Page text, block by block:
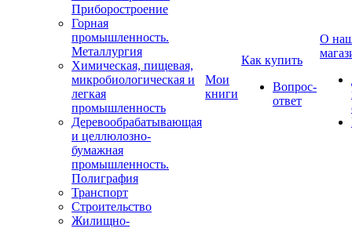
Приборостроение
Горная
промышленность.
Металлургия
Химическая, пищевая,
микробиологическая и
легкая
промышленность
Деревообрабатывающая
и целлюлозно-
бумажная
промышленность.
Полиграфия
Транспорт
Строительство
Жилищно-
Мои
книги
Как купить
Вопрос-
ответ
О